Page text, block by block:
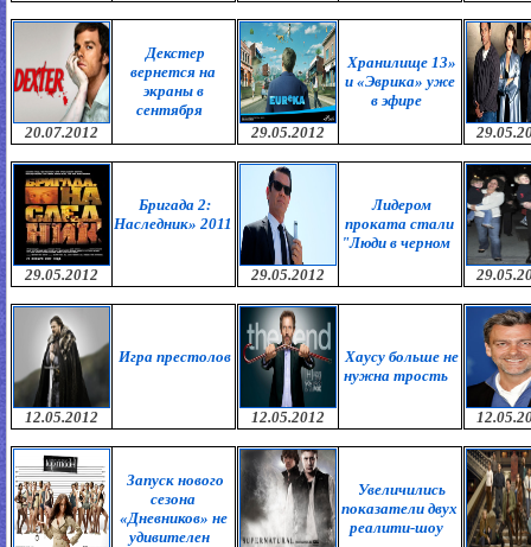
20.07.2012
Декстер
вернется на
экраны в
сентября
29.05.2012
Хранилище 13»
и «Эврика» уже
в эфире
29.05.2012
Бригада 2:
Наследник» 2011
29.05.2012
Лидером
проката стали
"Люди в черном
12.05.2012
Игра престолов
12.05.2012
Хаусу больше не
нужна трость
Запуск нового
сезона
«Дневников» не
удивителен
Увеличились
показатели двух
реалити-шоу